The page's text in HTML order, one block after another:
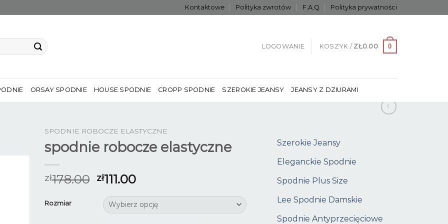
Kontaktowe Polityka zwrotów F.A.Q Polityka prywatności
LOGOWANIE KOSZYK / ZŁ0.00 0
ORSAY SPODNIE HOUSE SPODNIE CROPP SPODNIE SZEROKIE JEANSY JEANSY Z DZIURAMI
Szerokie Jeansy
Eleganckie Spodnie
Spodnie Plus Size
Lee Spodnie Damskie
Spodnie Antyprzecięciowe
SPODNIE ROBOCZE ELASTYCZNE
spodnie robocze elastyczne
zł178.00 zł111.00
Rozmiar